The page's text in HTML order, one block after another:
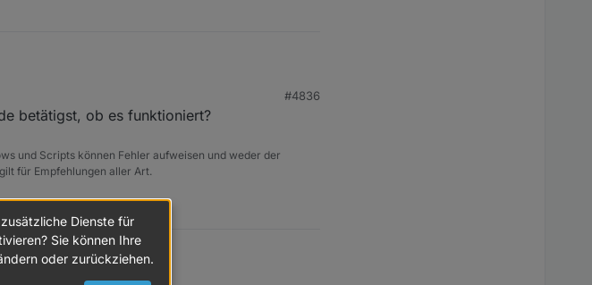
#4836
betätigst, ob es funktioniert?
und Scripts können Fehler aufweisen und weder der
für Empfehlungen aller Art.
betätigst, ob es funktioniert?
Dienste für
Sie können Ihre
oder zurückziehen.